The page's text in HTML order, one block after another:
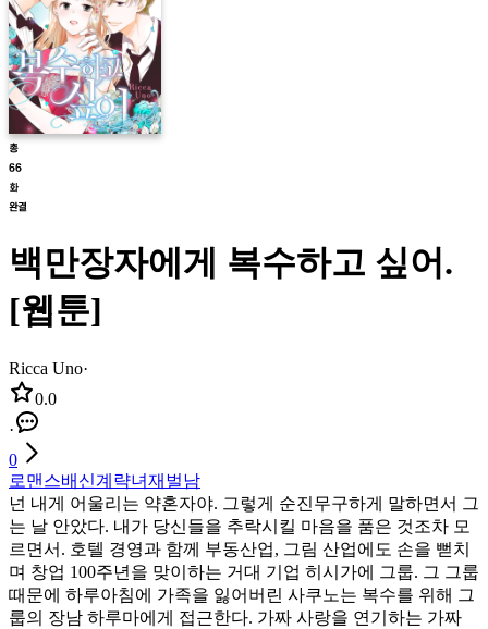
백만장자에게 복수하고 싶어.
[웹툰]
Ricca Uno·
0.0
·
0
로맨스배신계략녀재벌남
넌 내게 어울리는 약혼자야. 그렇게 순진무구하게 말하면서 그
는 날 안았다. 내가 당신들을 추락시킬 마음을 품은 것조차 모
르면서. 호텔 경영과 함께 부동산업, 그림 산업에도 손을 뻗치
며 창업 100주년을 맞이하는 거대 기업 히시가에 그룹. 그 그룹
때문에 하루아침에 가족을 잃어버린 사쿠노는 복수를 위해 그
룹의 장남 하루마에게 접근한다. 가짜 사랑을 연기하는 가짜